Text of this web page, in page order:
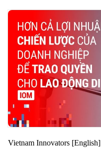
Vietnam Innovators [English]